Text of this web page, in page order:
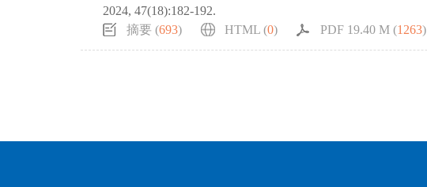
2024, 47(18):182-192.
摘要 (693) HTML (0) PDF 19.40 M (1263)